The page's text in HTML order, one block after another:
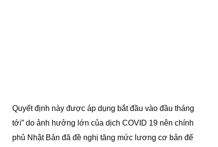
Quyết định này được áp dụng bắt đầu vào đầu tháng
tới” do ảnh hưởng lớn của dịch COVID 19 nên chính
phủ Nhật Bản đã đề nghị tăng mức lương cơ bản để